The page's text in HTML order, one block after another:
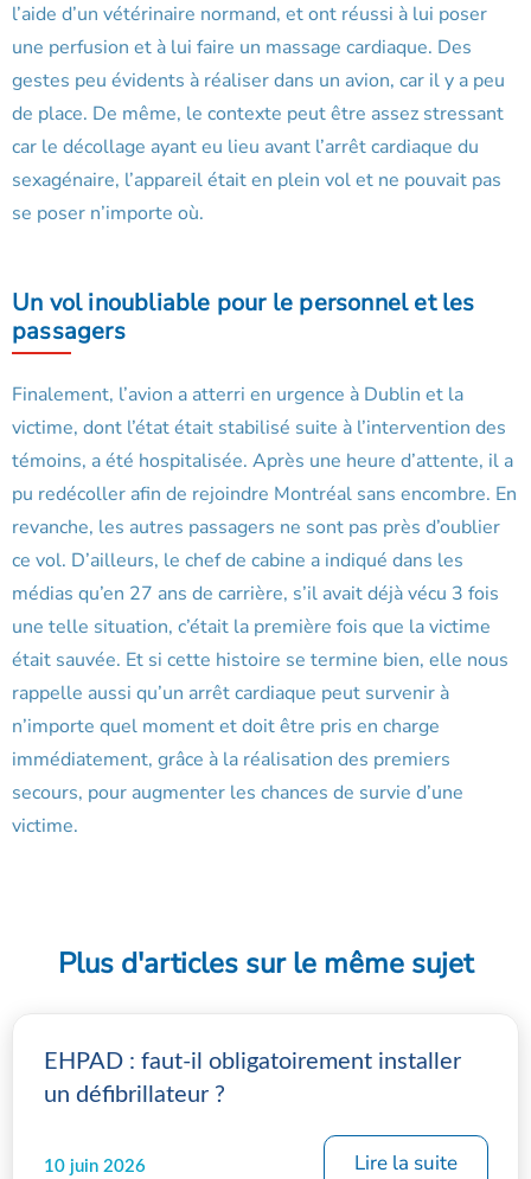
l’aide d’un vétérinaire normand, et ont réussi à lui poser
une perfusion et à lui faire un massage cardiaque. Des
gestes peu évidents à réaliser dans un avion, car il y a peu
de place. De même, le contexte peut être assez stressant
car le décollage ayant eu lieu avant l’arrêt cardiaque du
sexagénaire, l’appareil était en plein vol et ne pouvait pas
se poser n’importe où.
Un vol inoubliable pour le personnel et les
passagers
Finalement, l’avion a atterri en urgence à Dublin et la
victime, dont l’état était stabilisé suite à l’intervention des
témoins, a été hospitalisée. Après une heure d’attente, il a
pu redécoller afin de rejoindre Montréal sans encombre. En
revanche, les autres passagers ne sont pas près d’oublier
ce vol. D’ailleurs, le chef de cabine a indiqué dans les
médias qu’en 27 ans de carrière, s’il avait déjà vécu 3 fois
une telle situation, c’était la première fois que la victime
était sauvée. Et si cette histoire se termine bien, elle nous
rappelle aussi qu’un arrêt cardiaque peut survenir à
n’importe quel moment et doit être pris en charge
immédiatement, grâce à la réalisation des premiers
secours, pour augmenter les chances de survie d’une
victime.
Plus d'articles sur le même sujet
EHPAD : faut-il obligatoirement installer
un défibrillateur ?
10 juin 2026 Lire la suite